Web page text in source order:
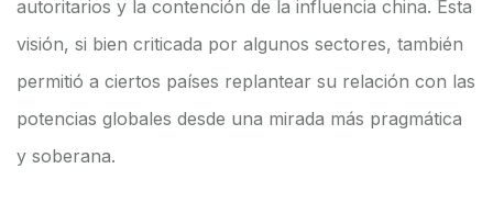
autoritarios y la contención de la influencia china. Esta
visión, si bien criticada por algunos sectores, también
permitió a ciertos países replantear su relación con las
potencias globales desde una mirada más pragmática
y soberana.